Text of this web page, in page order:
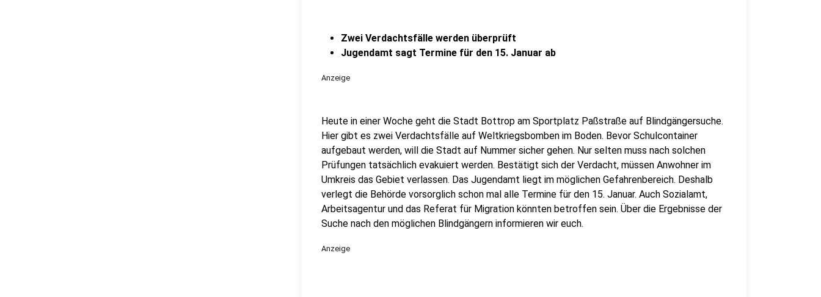
Zwei Verdachtsfälle werden überprüft
Jugendamt sagt Termine für den 15. Januar ab
Anzeige
Heute in einer Woche geht die Stadt Bottrop am Sportplatz Paßstraße auf Blindgängersuche.
Hier gibt es zwei Verdachtsfälle auf Weltkriegsbomben im Boden. Bevor Schulcontainer
aufgebaut werden, will die Stadt auf Nummer sicher gehen. Nur selten muss nach solchen
Prüfungen tatsächlich evakuiert werden. Bestätigt sich der Verdacht, müssen Anwohner im
Umkreis das Gebiet verlassen. Das Jugendamt liegt im möglichen Gefahrenbereich. Deshalb
verlegt die Behörde vorsorglich schon mal alle Termine für den 15. Januar. Auch Sozialamt,
Arbeitsagentur und das Referat für Migration könnten betroffen sein. Über die Ergebnisse der
Suche nach den möglichen Blindgängern informieren wir euch.
Anzeige